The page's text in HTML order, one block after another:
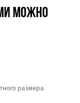
можно
размера.